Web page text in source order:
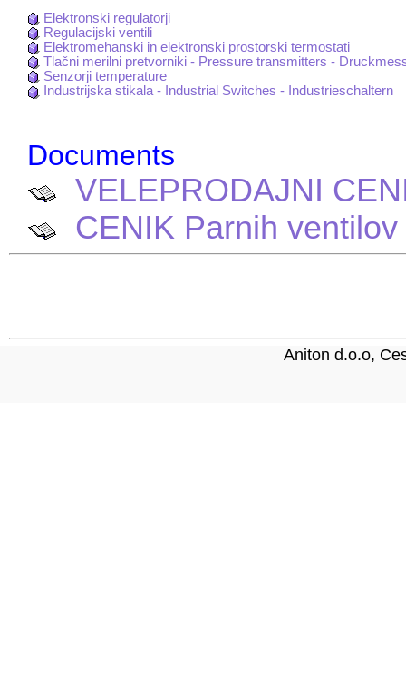
Elektronski regulatorji
Regulacijski ventili
Elektromehanski in elektronski prostorski termostati
Tlačni merilni pretvorniki - Pressure transmitters -
Senzorji temperature
Industrijska stikala - Industrial Switches - Industrieschaltern
Documents
VELEPRODAJNI
CENIK Parnih
Aniton d.o.o,